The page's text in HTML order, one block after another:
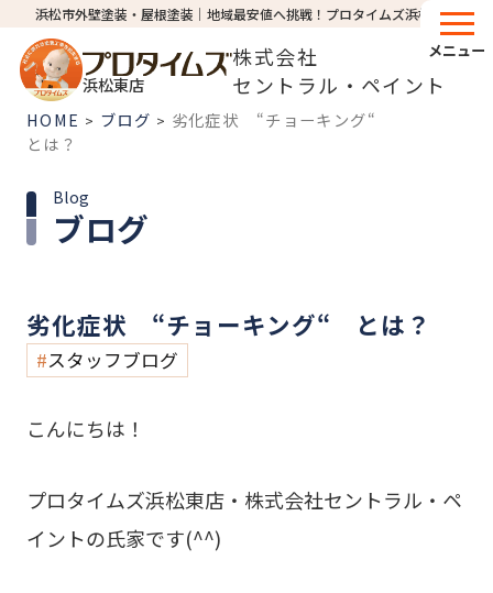
浜松市外壁塗装・屋根塗装│地域最安値へ挑戦！プロタイムズ浜松東店
浜松東店
株式会社
セントラル・ペイント
メニュー
HOME > ブログ > 劣化症状 “チョーキング“
とは？
ブログ
Blog
劣化症状 “チョーキング“ とは？
スタッフブログ
こんにちは！
プロタイムズ浜松東店・株式会社セントラル・ペ
イントの氏家です(^^)